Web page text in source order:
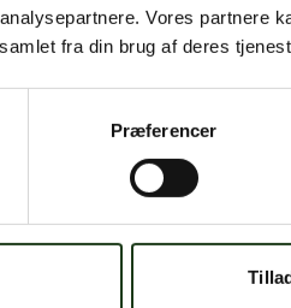
Vores partnere
fra din brug af deres
Præferencer
Har du
dig. Du er velkommen til at